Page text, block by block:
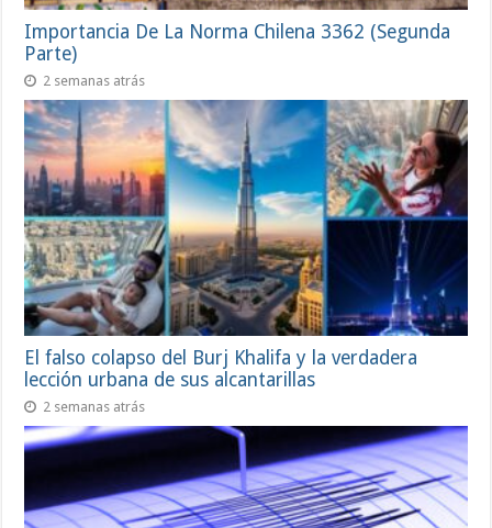
Importancia De La Norma Chilena 3362 (Segunda
Parte)
2 semanas atrás
El falso colapso del Burj Khalifa y la verdadera
lección urbana de sus alcantarillas
2 semanas atrás